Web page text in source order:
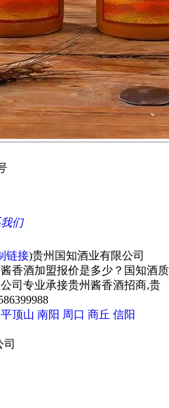
链接)贵州国知酒业有限公司
香酒加盟报价是多少？国知酒质
司专业承接贵州酱香酒招商,贵
平顶山 南阳 周口 商丘 信阳